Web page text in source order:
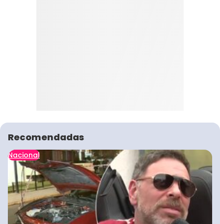
Recomendadas
Nacional